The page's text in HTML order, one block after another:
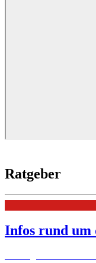
Ratgeber
Infos rund um